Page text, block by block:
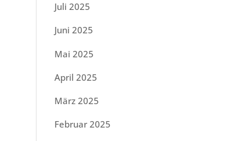
Juli 2025
Juni 2025
Mai 2025
April 2025
März 2025
Februar 2025